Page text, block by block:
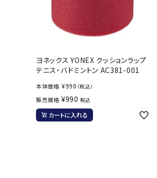
ヨネックス YONEX クッションラップ
テニス・バドミントン AC381-001
本体価格 ¥990 （税込）
販売価格 ¥990 税込
カートに入れる